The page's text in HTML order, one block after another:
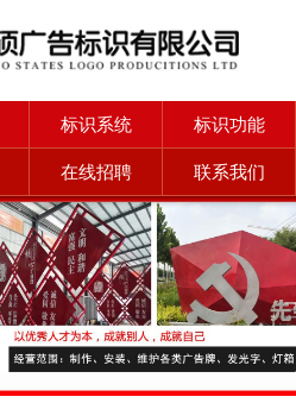
标识系统 标识功能
在线招聘 联系我们